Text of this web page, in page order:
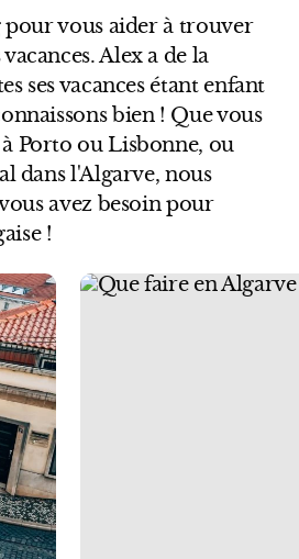
pour vous aider à trouver
Alex a de la
ses vacances étant enfant
bien ! Que vous
Porto ou Lisbonne, ou
dans l'Algarve, nous
avez besoin pour
!